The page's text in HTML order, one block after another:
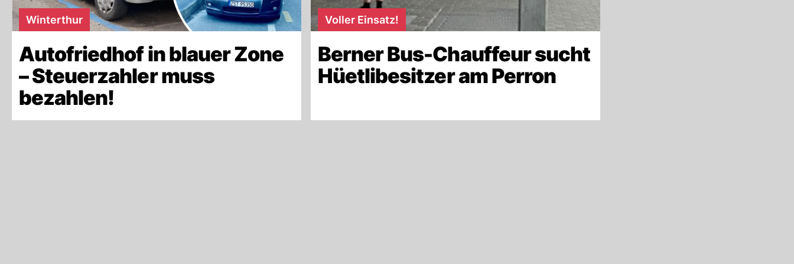
Winterthur
Autofriedhof in blauer Zone
– Steuerzahler muss
bezahlen!
Voller Einsatz!
Berner Bus-Chauffeur sucht
Hüetlibesitzer am Perron